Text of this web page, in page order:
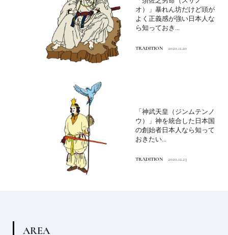
オ）」暴れん坊だけど頭が
よく正義感が強い日本人な
ら知っておき...
TRADITION 2020.11.20
「神武天皇（ジンムテンノ
ウ）」神を統合した日本国
の創始者日本人なら知って
おきたい...
TRADITION 2020.12.23
AREA